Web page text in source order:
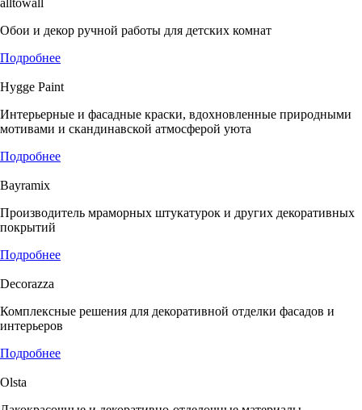
Обои и декор ручной работы для детских комнат
Подробнее
Hygge Paint
Интерьерные и фасадные краски, вдохновленные природными
мотивами и скандинавской атмосферой уюта
Подробнее
Bayramix
Производитель мраморных штукатурок и других декоративных
покрытий
Подробнее
Decorazza
Комплексные решения для декоративной отделки фасадов и
интерьеров
Подробнее
Olsta